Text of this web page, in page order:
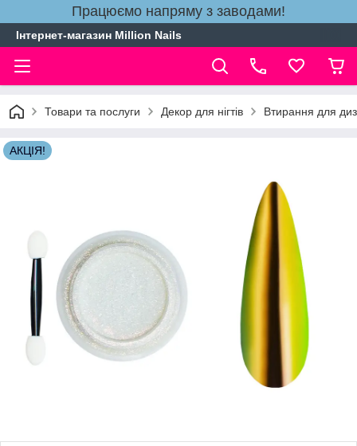
Працюємо напряму з заводами!
Інтернет-магазин Million Nails
Товари та послуги Декор для нігтів Втирання для
АКЦІЯ!